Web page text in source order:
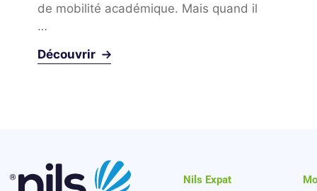
de mobilité académique. Mais quand il
…
Découvrir
Nils Expat